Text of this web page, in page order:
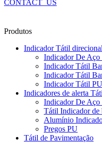
CONTACT_US
Produtos
Indicador Tátil
Indicador De
Indicador Tátil
Indicador Tátil
Indicador Tátil
Indicadores de alerta
Indicador De
Tátil Indicador de
Alumínio
Pregos PU
Tátil de Pavimentação